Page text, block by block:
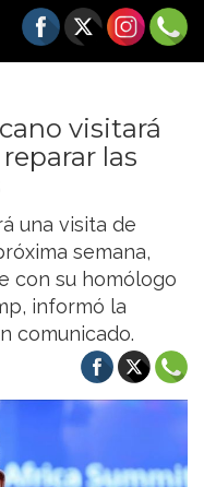
visitará
las
una visita de
semana,
con su homólogo
informó la
comunicado.